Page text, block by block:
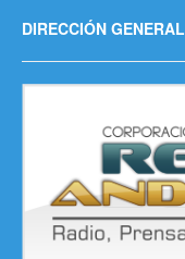
DIRECCIÓN GENERAL